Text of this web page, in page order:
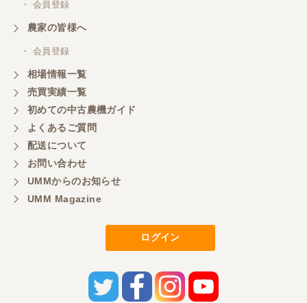
・ 会員登録
農家の皆様へ
・ 会員登録
相場情報一覧
売買実績一覧
初めての中古農機ガイド
よくあるご質問
配送について
お問い合わせ
UMMからのお知らせ
UMM Magazine
ログイン